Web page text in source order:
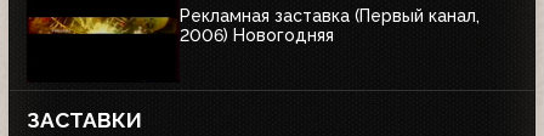
Рекламная заставка (Первый канал,
2006) Новогодняя
ЗАСТАВКИ